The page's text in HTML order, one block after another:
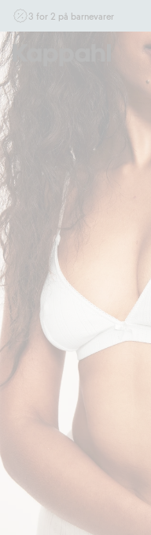
3 for 2 på barnevarer
Ikke Newbie. Gjelder når du
17/8 i butikk & online for deg
andre tilbud eller rabatter.